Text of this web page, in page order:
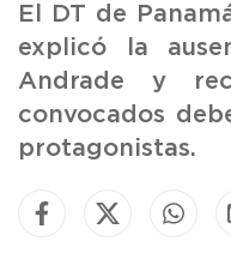
El DT de
explicó la
Andrade y
convocados
protagonistas.